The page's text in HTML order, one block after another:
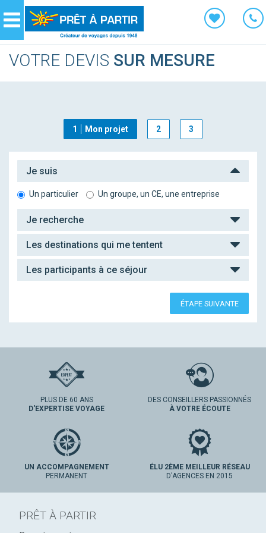
Navigation
VOTRE DEVIS SUR MESURE
1 Mon projet 2 3
Je suis
Un particulier Un groupe, un CE, une entreprise
Je recherche
Les destinations qui me tentent
Les participants à ce séjour
ÉTAPE SUIVANTE
PLUS DE 60 ANS
D'EXPERTISE VOYAGE
DES CONSEILLERS PASSIONNÉS
À VOTRE ÉCOUTE
UN ACCOMPAGNEMENT
PERMANENT
ÉLU 2ÈME MEILLEUR RÉSEAU
D'AGENCES EN 2015
PRÊT À PARTIR
Panneau de gestion des cookies